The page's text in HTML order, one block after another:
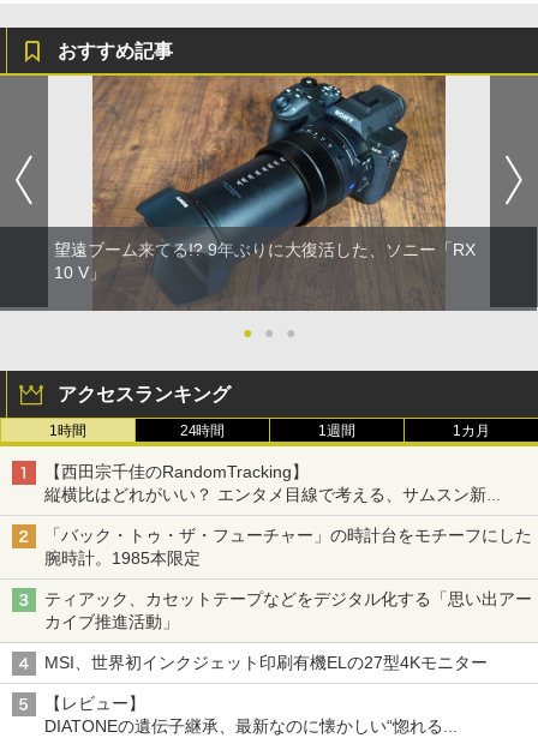
おすすめ記事
望遠ブーム来てる!? 9年ぶりに大復活した、ソニー「RX
10 V」
● ● ●
アクセスランキング
1時間 24時間 1週間 1カ月
【西田宗千佳のRandomTracking】
縦横比はどれがいい？ エンタメ目線で考える、サムスン新
「Galaxy Z Fold」
「バック・トゥ・ザ・フューチャー」の時計台をモチーフにした
腕時計。1985本限定
ティアック、カセットテープなどをデジタル化する「思い出アー
カイブ推進活動」
MSI、世界初インクジェット印刷有機ELの27型4Kモニター
【レビュー】
DIATONEの遺伝子継承、最新なのに懐かしい“惚れる